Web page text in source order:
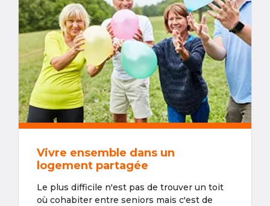
Vivre ensemble dans un
logement partagée
Le plus difficile n'est pas de trouver un toit
où cohabiter entre seniors mais c'est de